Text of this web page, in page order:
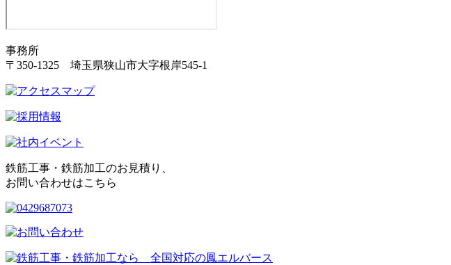
事務所
〒350-1325 埼玉県狭山市大字根岸545-1
鉄筋工事・鉄筋加工のお見積り、
お問い合わせはこちら